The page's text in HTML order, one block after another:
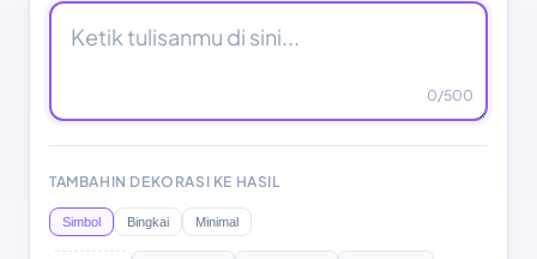
0/500
TAMBAHIN DEKORASI KE HASIL
Simbol Bingkai Minimal